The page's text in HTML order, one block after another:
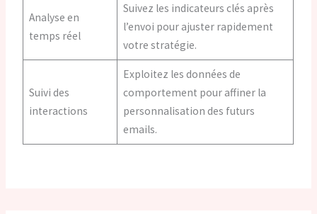
Analyse en
temps réel
Suivez les indicateurs clés après
l’envoi pour ajuster rapidement
votre stratégie.
Suivi des
interactions
Exploitez les données de
comportement pour affiner la
personnalisation des futurs
emails.